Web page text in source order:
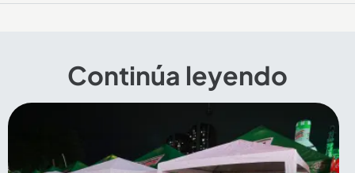
Continúa leyendo